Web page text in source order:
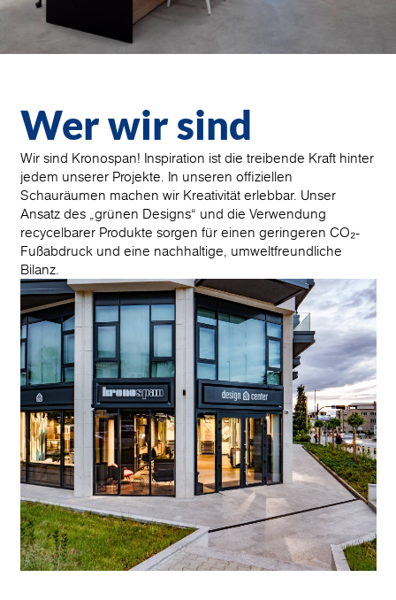
Wer wir sind
Wir sind Kronospan! Inspiration ist die treibende Kraft hinter
jedem unserer Projekte. In unseren offiziellen
Schauräumen machen wir Kreativität erlebbar. Unser
Ansatz des „grünen Designs“ und die Verwendung
recycelbarer Produkte sorgen für einen geringeren CO₂-
Fußabdruck und eine nachhaltige, umweltfreundliche
Bilanz.